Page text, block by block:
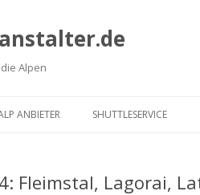
Alpen
ANBIETER SHUTTLESERVICE
Fleimstal, Lagorai,